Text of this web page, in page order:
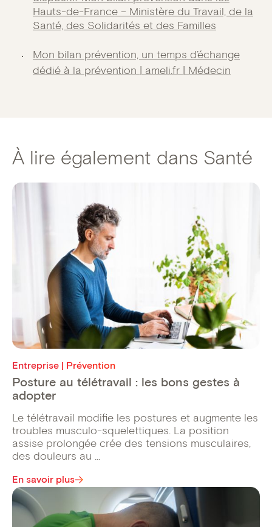
Hauts-de-France – Ministère du Travail, de la
Santé, des Solidarités et des Familles
Mon bilan prévention, un temps d’échange
dédié à la prévention | ameli.fr | Médecin
À lire également dans Santé
Entreprise | Prévention
Posture au télétravail : les bons gestes à
adopter
Le télétravail modifie les postures et augmente les
troubles musculo-squelettiques. La position
assise prolongée crée des tensions musculaires,
des douleurs au ...
En savoir plus